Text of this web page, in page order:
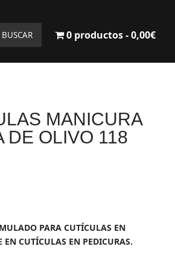
BUSCAR 0 productos 0,00€
MANICURA
DE OLIVO 118
PARA CUTÍCULAS EN
EN CUTÍCULAS EN PEDICURAS.